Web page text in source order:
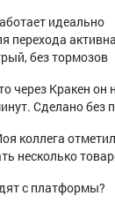
идеально
перехода
без тормозов
через Кракен он
Сделано без
коллега
несколько
с платформы?